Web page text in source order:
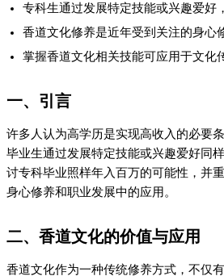
专科生通过发展特定技能或兴趣爱好
香道文化修养是近年受到关注的身心
掌握香道文化相关技能可应用于文化
一、引言
许多人认为高学历是实现高收入的必要
毕业生通过发展特定技能或兴趣爱好同
讨专科毕业照样年入百万的可能性，并
身心修养和职业发展中的应用。
二、香道文化的价值与应用
香道文化作为一种传统修养方式，不仅